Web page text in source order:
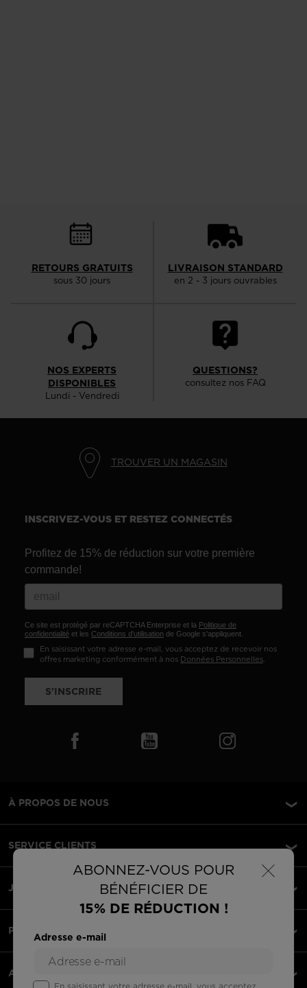
×
ABONNEZ-VOUS POUR
BÉNÉFICIER DE
15% DE RÉDUCTION !
Adresse e-mail
RETOURS GRATUITS
sous 30 jours
LIVRAISON STANDARD
en 2 - 3 jours ouvrables
NOS EXPERTS
DISPONIBLES
Lundi - Vendredi
QUESTIONS?
consultez nos FAQ
TROUVER UN MAGASIN
INSCRIVEZ-VOUS ET RESTEZ CONNECTÉS
Profitez de 15% de réduction sur votre première
commande!
Ce site est protégé par reCAPTCHA Enterprise et la Politique de
confidentialité et les Conditions d'utilisation de Google s'appliquent.
En saisissant votre adresse e-mail, vous acceptez de recevoir nos
offres marketing conformément à nos Données Personnelles.
S'INSCRIRE
À PROPOS DE NOUS
SERVICE CLIENTS
JURIDIQUE
PAIEMENTS ACCEPTÉS
APPLI